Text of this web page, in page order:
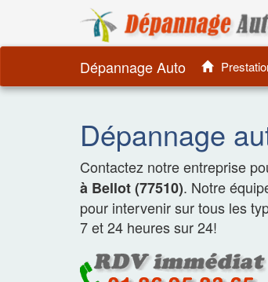
Dépannage Auto
Dépannage
Contactez notre entreprise
à Bellot (77510). Notre
pour intervenir sur tous les
7 et 24 heures sur 24!